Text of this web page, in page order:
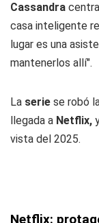
Cassandra
casa inteligente
lugar es una
mantenerlos allí".
La serie se robó
llegada a Netflix,
vista del 2025.
Netflix: